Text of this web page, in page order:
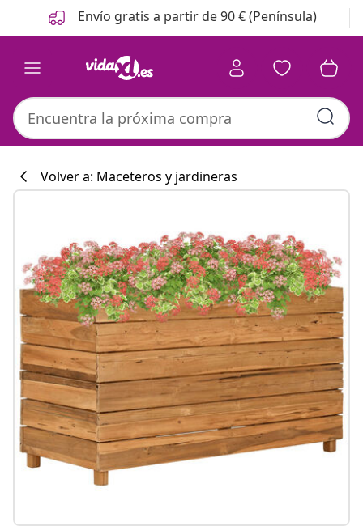
Anterior
Siguiente Envío gratis a partir de 90 € (Península)
#sharemevidaxl
Volver a: Maceteros y jardineras